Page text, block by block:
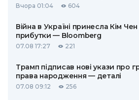
Вчора 01:04 604
Війна в Україні принесла Кім
прибутки — Bloomberg
07.08 17:27 221
Трамп підписав нові укази про
права народження — деталі
07.08 09:12 256